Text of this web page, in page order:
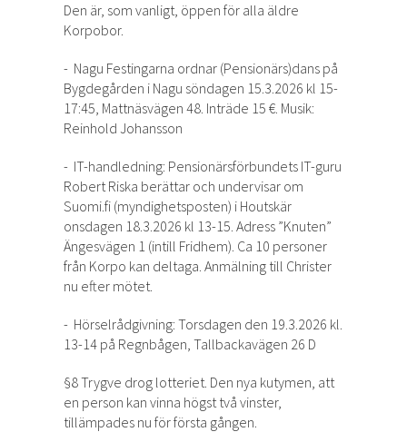
Den är, som vanligt, öppen för alla äldre
Korpobor.
- Nagu Festingarna ordnar (Pensionärs)dans på
Bygdegården i Nagu söndagen 15.3.2026 kl 15-
17:45, Mattnäsvägen 48. Inträde 15 €. Musik:
Reinhold Johansson
- IT-handledning: Pensionärsförbundets IT-guru
Robert Riska berättar och undervisar om
Suomi.fi (myndighetsposten) i Houtskär
onsdagen 18.3.2026 kl 13-15. Adress ”Knuten”
Ängesvägen 1 (intill Fridhem). Ca 10 personer
från Korpo kan deltaga. Anmälning till Christer
nu efter mötet.
- Hörselrådgivning: Torsdagen den 19.3.2026 kl.
13-14 på Regnbågen, Tallbackavägen 26 D
§8 Trygve drog lotteriet. Den nya kutymen, att
en person kan vinna högst två vinster,
tillämpades nu för första gången.